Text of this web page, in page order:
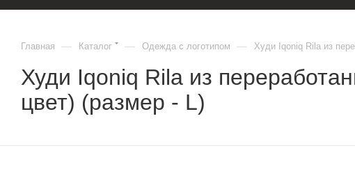
Главная — Каталог — Одежда с логотипом — Худи Iqoniq Rila из
Худи Iqoniq Rila из
цвет) (размер - L)